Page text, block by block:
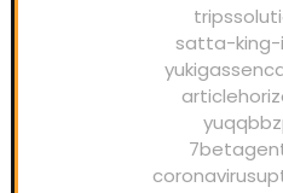
satta-king-